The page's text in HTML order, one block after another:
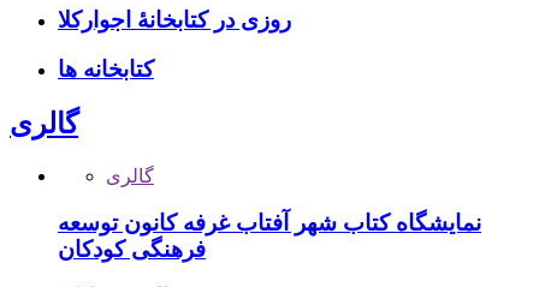
روزی در کتابخانۀ اجوارکلا
کتابخانه ها
گالری
گالری
نمایشگاه کتاب شهر آفتاب غرفه کانون توسعه
فرهنگی کودکان